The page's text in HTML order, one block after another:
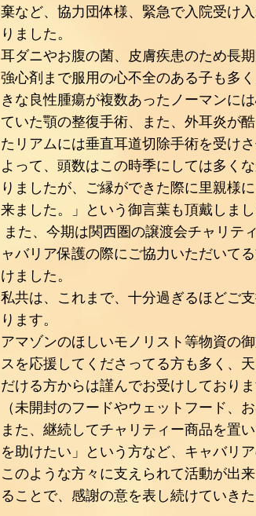
棄など、協力団体様、緊急で入院受け
りました。
耳ダニやお腹の菌、皮膚疾患のため長
強心剤まで服用の心不全のある子も多
きな良性腫瘍が複数あったノーマンに
ていた顎の整復手術、また、外耳炎が
たリアムには垂直耳道切除手術を受けさ
よって、頭数はこの時季にしては多く
りましたが、ご縁ができた際に里親様
来ました。」という御言葉も頂戴しまし
また、今期は関西圏の譲渡会チャリテ
ャバリア保護の際にご協力いただいて
けました。
私共は、これまで、十分過ぎるほどご
ります。
アマゾンのほしいモノリスト等物資の
スを応援してくださってる方も多く、
だける方からは謹んでお受けしておりま
（未開封のフードやウェットフード、
また、継続してチャリティー商品を置
を助けたい」という方など、キャバリ
このような方々に支えられて活動が出
ることで、感謝の意を表し続けていき